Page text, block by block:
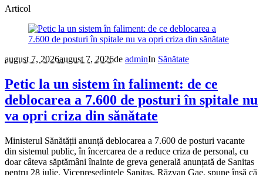
Articol
august 7, 2026august 7, 2026de adminIn Sănătate
Petic la un sistem în faliment: de ce
deblocarea a 7.600 de posturi în spitale nu
va opri criza din sănătate
Ministerul Sănătății anunță deblocarea a 7.600 de posturi vacante
din sistemul public, în încercarea de a reduce criza de personal, cu
doar câteva săptămâni înainte de greva generală anunțată de Sanitas
pentru 28 iulie. Vicepreședintele Sanitas, Răzvan Gae, spune însă că